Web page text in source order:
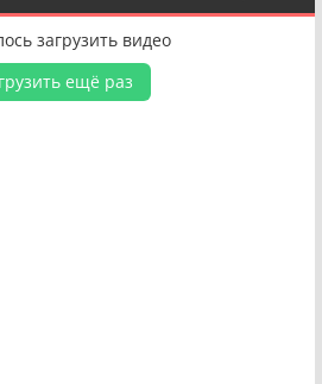
загрузить видео
ещё раз